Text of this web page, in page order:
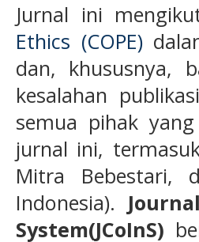
Jurnal ini
Ethics (COPE)
dan, khususnya,
kesalahan
semua pihak
jurnal ini,
Mitra Bebestari,
Indonesia).
System(JCoInS)